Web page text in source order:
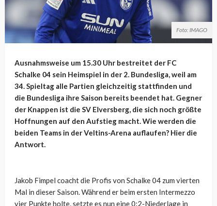
Foto: IMAGO
Ausnahmsweise um 15.30 Uhr bestreitet der FC
Schalke 04 sein Heimspiel in der 2. Bundesliga, weil am
34. Spieltag alle Partien gleichzeitig stattfinden und
die Bundesliga ihre Saison bereits beendet hat. Gegner
der Knappen ist die SV Elversberg, die sich noch größte
Hoffnungen auf den Aufstieg macht. Wie werden die
beiden Teams in der Veltins-Arena auflaufen? Hier die
Antwort.
Jakob Fimpel coacht die Profis von Schalke 04 zum vierten
Mal in dieser Saison. Während er beim ersten Intermezzo
vier Punkte holte, setzte es nun eine 0:2-Niederlage in